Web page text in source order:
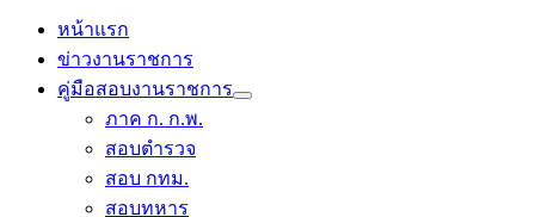
หน้าแรก
ข่าวงานราชการ
คู่มือสอบงานราชการ
ภาค ก. ก.พ.
สอบตำรวจ
สอบ กทม.
สอบทหาร